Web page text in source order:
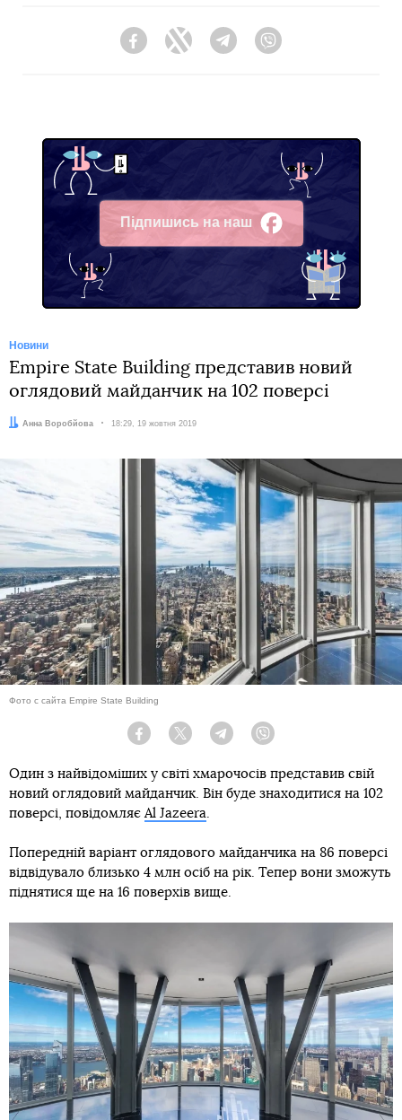
FacebookTwitter Telegram
Підпишись на наш
Facebook
Новини
Empire State Building представив новий
оглядовий майданчик на 102 поверсі
Автор:
Анна Воробйова Дата:
18:29, 19 жовтня 2019
Фото с сайта Empire State Building
Facebook Twitter Telegram
Один з найвідоміших у світі хмарочосів представив свій
новий оглядовий майданчик. Він буде знаходитися на 102
поверсі, повідомляєAl Jazeera.
Попередній варіант оглядового майданчика на 86 поверсі
відвідувало близько 4 млн осіб на рік. Тепер вони зможуть
піднятися ще на 16 поверхів вище.